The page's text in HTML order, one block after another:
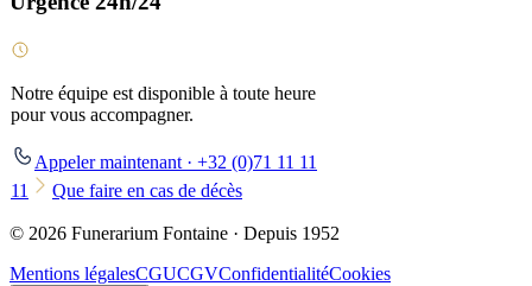
Notre équipe est disponible à toute heure
pour vous accompagner.
Appeler maintenant · +32 (0)71 11 11
11
Que faire en cas de décès
© 2026 Funerarium Fontaine · Depuis 1952
Mentions légalesCGUCGVConfidentialitéCookies